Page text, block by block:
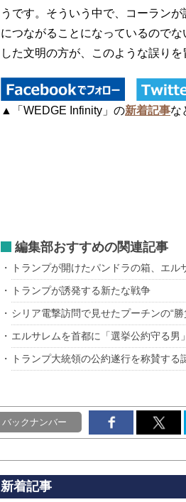
うです。そういう中で、コーラン
につながることになっているので
した文明の方が、このような誤り
▲「WEDGE Infinity」の新着記事な
編集部おすすめの関連記事
トランプが開けたパンドラの箱、エ
トランプが誘発する新たな戦争
シリア電撃訪問で見せたプーチンの“
エルサレムを首都に「選挙公約守る男
トランプ大統領の公約遂行を称賛する
バックナンバー
新着記事